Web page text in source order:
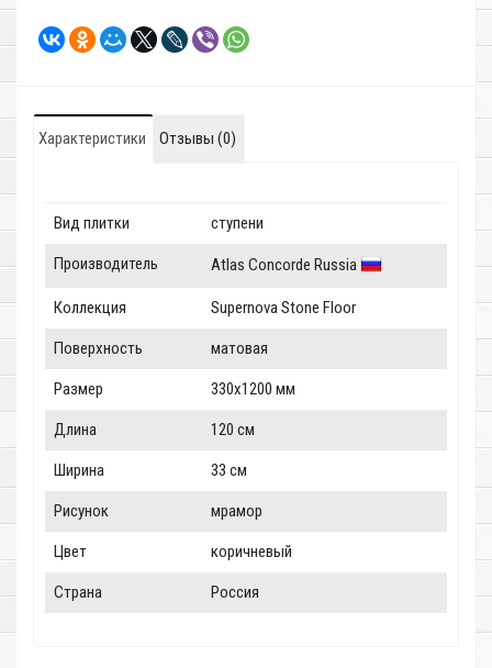
Характеристики Отзывы (0)
Вид плитки ступени
Производитель Atlas Concorde Russia
Коллекция Supernova Stone Floor
Поверхность матовая
Размер 330x1200 мм
Длина 120 см
Ширина 33 см
Рисунок мрамор
Цвет коричневый
Страна Россия